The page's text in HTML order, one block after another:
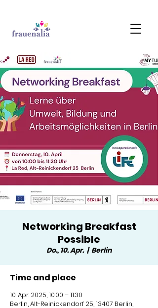
Networking Breakfast
Possible
Do., 10. Apr.
  |
Berlin
Time and place
10. Apr. 2025, 10:00 – 11:30
Berlin, Alt-Reinickendorf 25, 13407 Berlin,